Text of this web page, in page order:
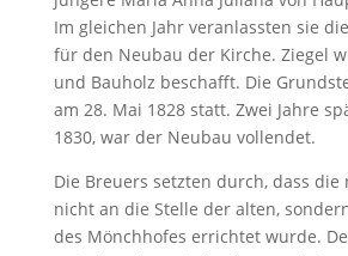
Im gleichen Jahr veranlassten sie
für den Neubau der Kirche. Ziegel
und Bauholz beschafft. Die
am 28. Mai 1828 statt. Zwei Jahre
1830, war der Neubau vollendet.
Die Breuers setzten durch, dass die
nicht an die Stelle der alten,
des Mönchhofes errichtet wurde.